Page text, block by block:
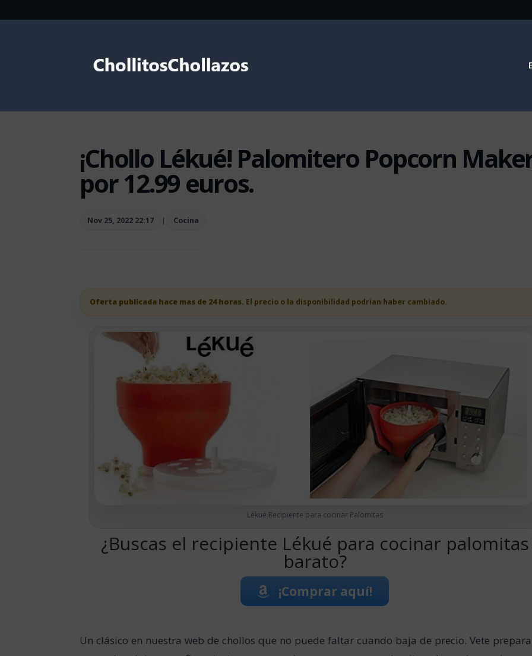
¡Chollo Lékué! Palomitero Popcorn
por 12.99 euros.
Nov 25, 2022 22:17 | Cocina
Oferta publicada hace mas de 24 horas. El precio o la disponibilidad podrian haber cambiado.
Lékué Recipiente para cocinar Palomitas
¿Buscas el recipiente Lékué para cocinar palomitas
barato?
¡Comprar aquí!
Un clásico en nuestra web de chollos que no puede faltar cuando baja de precio. Vete